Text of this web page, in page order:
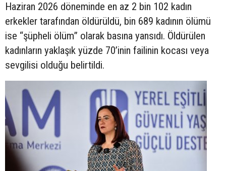
Haziran 2026 döneminde en az 2 bin 102 kadın
erkekler tarafından öldürüldü, bin 689 kadının ölümü
ise “şüpheli ölüm” olarak basına yansıdı. Öldürülen
kadınların yaklaşık yüzde 70’inin failinin kocası veya
sevgilisi olduğu belirtildi.